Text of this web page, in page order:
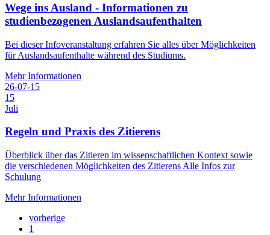
Wege ins Ausland - Informationen zu
studienbezogenen Auslandsaufenthalten
Bei dieser Infoveranstaltung erfahren Sie alles über Möglichkeiten
für Auslandsaufenthalte während des Studiums.
Mehr Informationen
26-07-15
15
Juli
Regeln und Praxis des Zitierens
Überblick über das Zitieren im wissenschaftlichen Kontext sowie
die verschiedenen Möglichkeiten des Zitierens Alle Infos zur
Schulung
Mehr Informationen
vorherige
1